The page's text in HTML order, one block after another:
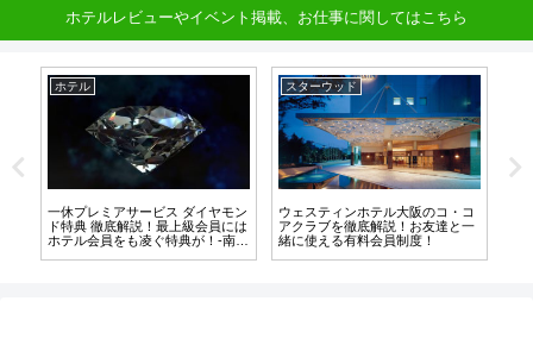
ホテルレビューやイベント掲載、お仕事に関してはこちら
ホテル
一休プレミアサービス ダイヤモン
ド特典 徹底解説！最上級会員には
ホテル会員をも凌ぐ特典が！-南関
スターウッド
ウェスティンホテル大阪のコ・コ
アクラブを徹底解説！お友達と一
緒に使える有料会員制度！